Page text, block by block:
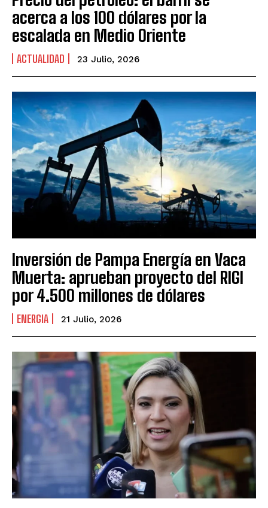
acerca a los 100 dólares por la
escalada en Medio Oriente
ACTUALIDAD 23 Julio, 2026
Inversión de Pampa Energía en Vaca
Muerta: aprueban proyecto del RIGI
por 4.500 millones de dólares
ENERGIA 21 Julio, 2026